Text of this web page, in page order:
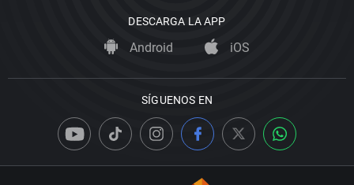
DESCARGA LA APP
Android iOS
SÍGUENOS EN